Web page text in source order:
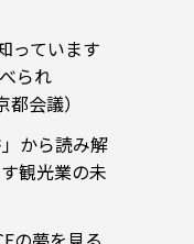
っています
られ
会議）
から読み解
観光業の未